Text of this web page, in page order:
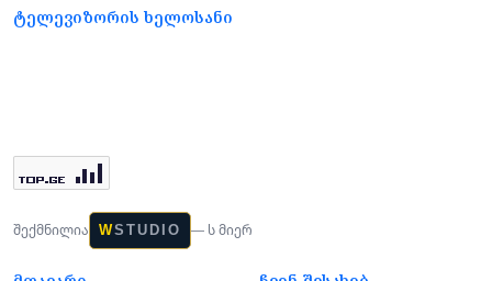
ტელევიზორის ხელოსანი
შექმნილია WSTUDIO — ს მიერ